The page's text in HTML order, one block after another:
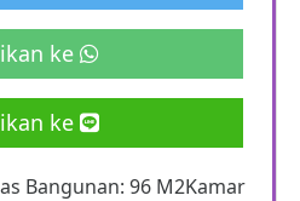
ke
ke
Bangunan: 96 M2Kamar